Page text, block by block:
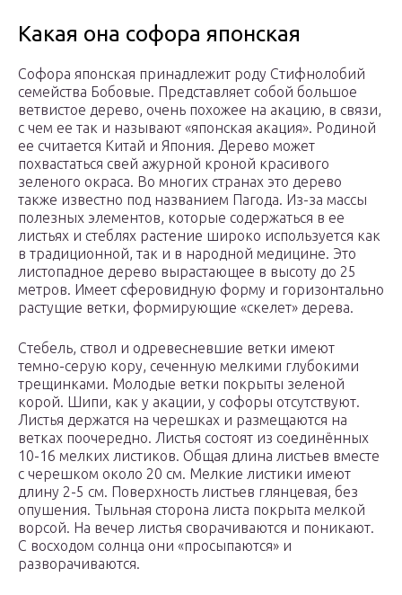
Какая она софора японская
Софора японская принадлежит роду Стифнолобий
семейства Бобовые. Представляет собой большое
ветвистое дерево, очень похожее на акацию, в связи,
с чем ее так и называют «японская акация». Родиной
ее считается Китай и Япония. Дерево может
похвастаться свей ажурной кроной красивого
зеленого окраса. Во многих странах это дерево
также известно под названием Пагода. Из-за массы
полезных элементов, которые содержаться в ее
листьях и стеблях растение широко используется как
в традиционной, так и в народной медицине. Это
листопадное дерево вырастающее в высоту до 25
метров. Имеет сферовидную форму и горизонтально
растущие ветки, формирующие «скелет» дерева.
Стебель, ствол и одревесневшие ветки имеют
темно-серую кору, сеченную мелкими глубокими
трещинками. Молодые ветки покрыты зеленой
корой. Шипи, как у акации, у софоры отсутствуют.
Листья держатся на черешках и размещаются на
ветках поочередно. Листья состоят из соединённых
10-16 мелких листиков. Общая длина листьев вместе
с черешком около 20 см. Мелкие листики имеют
длину 2-5 см. Поверхность листьев глянцевая, без
опушения. Тыльная сторона листа покрыта мелкой
ворсой. На вечер листья сворачиваются и поникают.
С восходом солнца они «просыпаются» и
разворачиваются.